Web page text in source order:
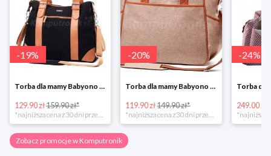
-19%
Torba dla mamy Babyono 1505/01 Comfort Icoinic 5/5
129.90 zł159.90 zł*
-20%
Torba dla mamy Babyono 1507/01 Comfort Chic w super cenie
119.90 zł149.90 zł*
-24%
249.00 zł
Zobacz promocje w Komputronik